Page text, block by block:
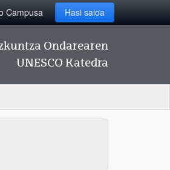
Campusa Hasi saioa
Ondarearen
UNESCO Katedra